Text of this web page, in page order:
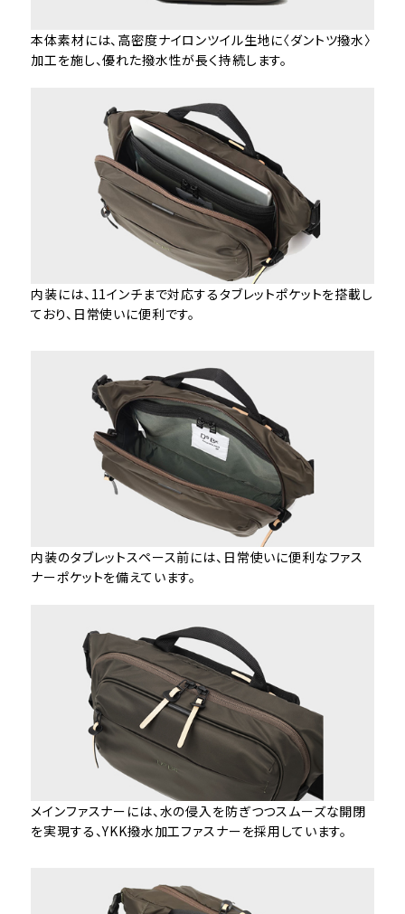
本体素材には、高密度ナイロンツイル生地に〈ダントツ撥水〉
加工を施し、優れた撥水性が長く持続します。
内装には、11インチまで対応するタブレットポケットを搭載し
ており、日常使いに便利です。
内装のタブレットスペース前には、日常使いに便利なファス
ナーポケットを備えています。
メインファスナーには、水の侵入を防ぎつつスムーズな開閉
を実現する、YKK撥水加工ファスナーを採用しています。